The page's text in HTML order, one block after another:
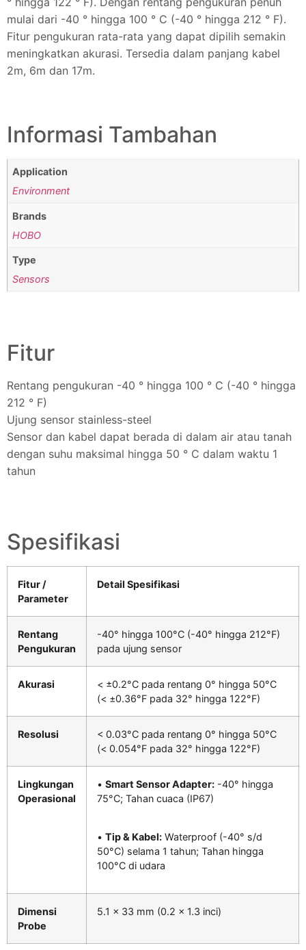
mulai dari -40 ° hingga 100 ° C (-40 ° hingga 212 ° F).
Fitur pengukuran rata-rata yang dapat dipilih semakin
meningkatkan akurasi. Tersedia dalam panjang kabel
2m, 6m dan 17m.
Informasi Tambahan
Application
Environment
Brands
HOBO
Type
Sensors
Fitur
Rentang pengukuran -40 ° hingga 100 ° C (-40 ° hingga
212 ° F)
Ujung sensor stainless-steel
Sensor dan kabel dapat berada di dalam air atau tanah
dengan suhu maksimal hingga 50 ° C dalam waktu 1
tahun
Spesifikasi
Fitur /
Parameter
Detail Spesifikasi
Rentang
Pengukuran
-40° hingga 100°C (-40° hingga 212°F)
pada ujung sensor
Akurasi
< ±0.2°C pada rentang 0° hingga 50°C
(< ±0.36°F pada 32° hingga 122°F)
Resolusi
< 0.03°C pada rentang 0° hingga 50°C
(< 0.054°F pada 32° hingga 122°F)
Lingkungan
Operasional
• Smart Sensor Adapter: -40° hingga
75°C; Tahan cuaca (IP67)
• Tip & Kabel: Waterproof (-40° s/d
50°C) selama 1 tahun; Tahan hingga
100°C di udara
Dimensi
Probe
5.1 x 33 mm (0.2 x 1.3 inci)